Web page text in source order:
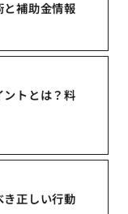
補助金情報
トとは？料
正しい行動